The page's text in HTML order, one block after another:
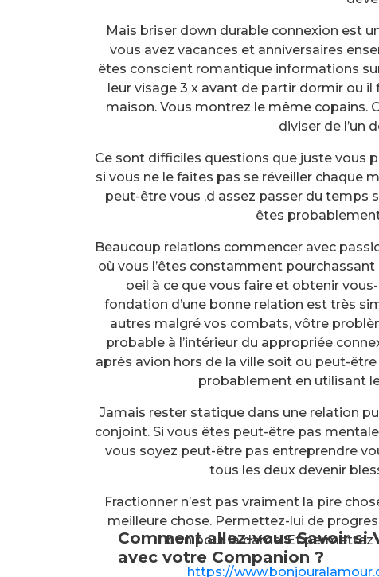
Comment allez-vous Savoir si
avec votre Companion ?
Mais briser down durable connexion est
vous avez vacances et anniversaires
êtes conscient romantique informations
leur visage 3 x avant de partir dormir ou
maison. Vous montrez le même
diviser de l’un
Ce sont difficiles questions que juste vous
si vous ne le faites pas se réveiller chaque
peut-être vous ‚d assez passer du temps
êtes
Beaucoup relations commencer avec
où vous l’êtes constamment
oeil à ce que vous faire et obtenir
fondation d’une bonne relation est très
autres malgré vos combats, vôtre
probable à l’intérieur du appropriée
après avion hors de la ville soit ou peut-
probablement en utilisant
Jamais rester statique dans une relation
conjoint. Si vous êtes peut-être pas
vous soyez peut-être pas entreprendre
tous les deux devenir
Fractionner n’est pas vraiment la pire
meilleure chose. Permettez-lui de
bon pour la dame. Et permettez
https://